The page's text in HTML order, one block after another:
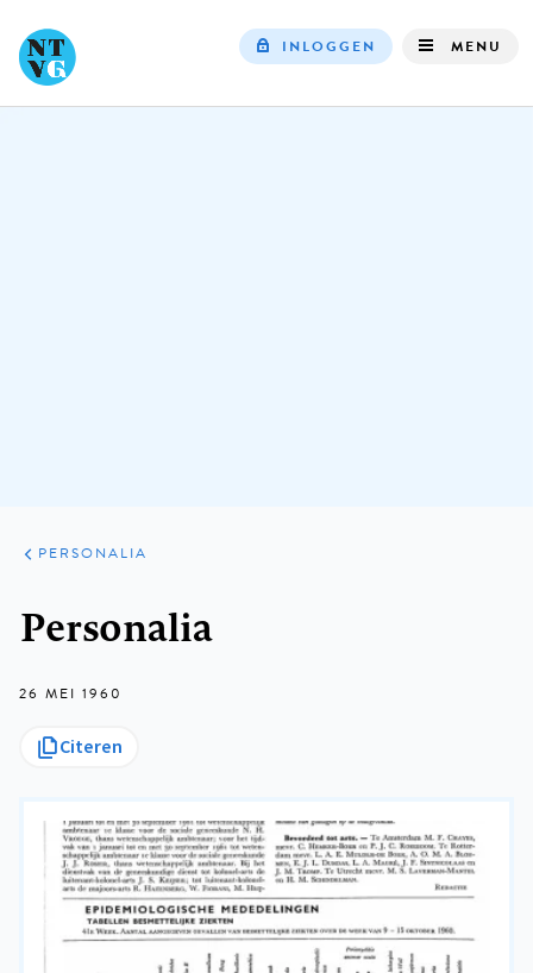
INLOGGEN MENU
ARTIKELEN
VARIA
PERSONALIA
Personalia
26 MEI 1960
Citeren